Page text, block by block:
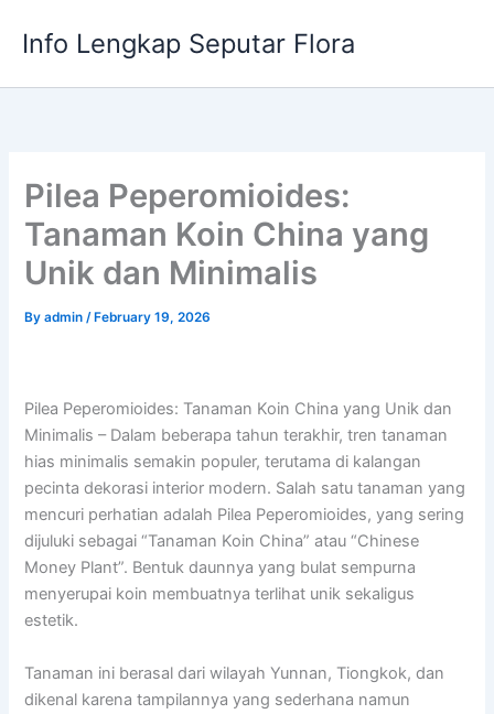
Info Lengkap Seputar Flora
Pilea Peperomioides:
Tanaman Koin China yang
Unik dan Minimalis
Byadmin/ February 19, 2026
Pilea Peperomioides: Tanaman Koin China yang Unik dan
Minimalis – Dalam beberapa tahun terakhir, tren tanaman
hias minimalis semakin populer, terutama di kalangan
pecinta dekorasi interior modern. Salah satu tanaman yang
mencuri perhatian adalah Pilea Peperomioides, yang sering
dijuluki sebagai “Tanaman Koin China” atau “Chinese
Money Plant”. Bentuk daunnya yang bulat sempurna
menyerupai koin membuatnya terlihat unik sekaligus
estetik.
Tanaman ini berasal dari wilayah Yunnan, Tiongkok, dan
dikenal karena tampilannya yang sederhana namun